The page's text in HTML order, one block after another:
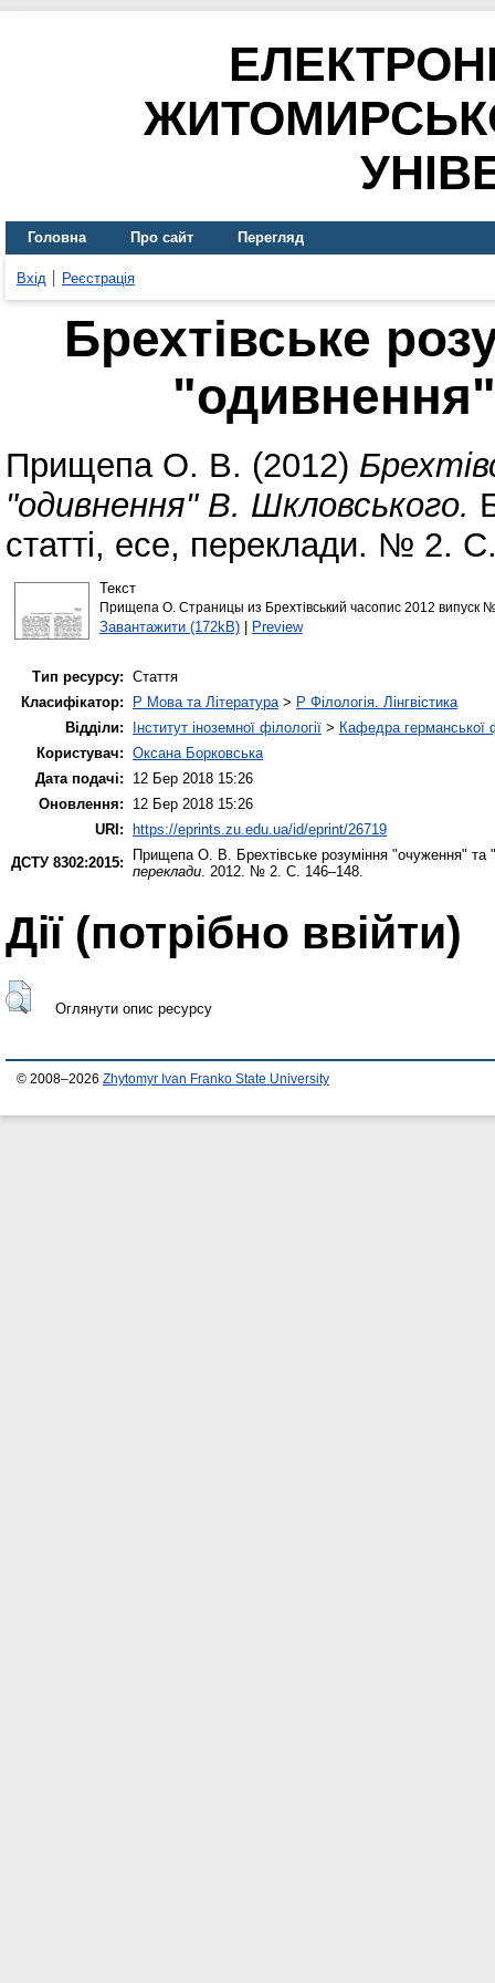
Головна Про сайт Перегляд
Вхід Реєстрація
Брехтівське
Прищепа О. В. (2012)
"одивнення" В. Шкловського.
статті, есе, переклади. № 2.
Текст
Прищепа О. Страницы из Брехтівський часопис 2012 випуск
Завантажити (172kB)| Preview
Тип ресурсу: Стаття
Класифікатор:
P Мова та Література> P Філологія. Лінгвістика
Відділи:
Інститут іноземної філології > Кафедра германської
Користувач: Оксана Борковська
Дата подачі:
12 Бер 2018 15:26
Оновлення:
12 Бер 2018 15:26
URI:
https://eprints.zu.edu.ua/id/eprint/26719
ДСТУ 8302:2015:
Прищепа О. В. Брехтівське розуміння "очуження"
переклади. 2012. № 2. С. 146–148.
Дії ​​(потрібно ввійти)
Оглянути опис ресурсу
© 2008–2026 Zhytomyr Ivan Franko State University